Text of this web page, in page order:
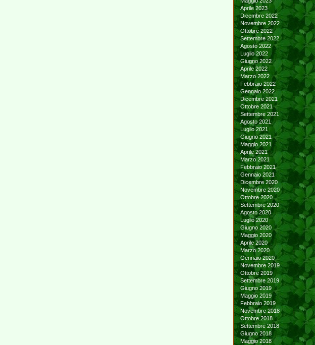
Aprile 2023
Dicembre 2022
Novembre 2022
Ottobre 2022
Settembre 2022
Agosto 2022
Luglio 2022
Giugno 2022
Aprile 2022
Marzo 2022
Febbraio 2022
Gennaio 2022
Dicembre 2021
Ottobre 2021
Settembre 2021
Agosto 2021
Luglio 2021
Giugno 2021
Maggio 2021
Aprile 2021
Marzo 2021
Febbraio 2021
Gennaio 2021
Dicembre 2020
Novembre 2020
Ottobre 2020
Settembre 2020
Agosto 2020
Luglio 2020
Giugno 2020
Maggio 2020
Aprile 2020
Marzo 2020
Gennaio 2020
Novembre 2019
Ottobre 2019
Settembre 2019
Giugno 2019
Maggio 2019
Febbraio 2019
Novembre 2018
Ottobre 2018
Settembre 2018
Giugno 2018
Maggio 2018